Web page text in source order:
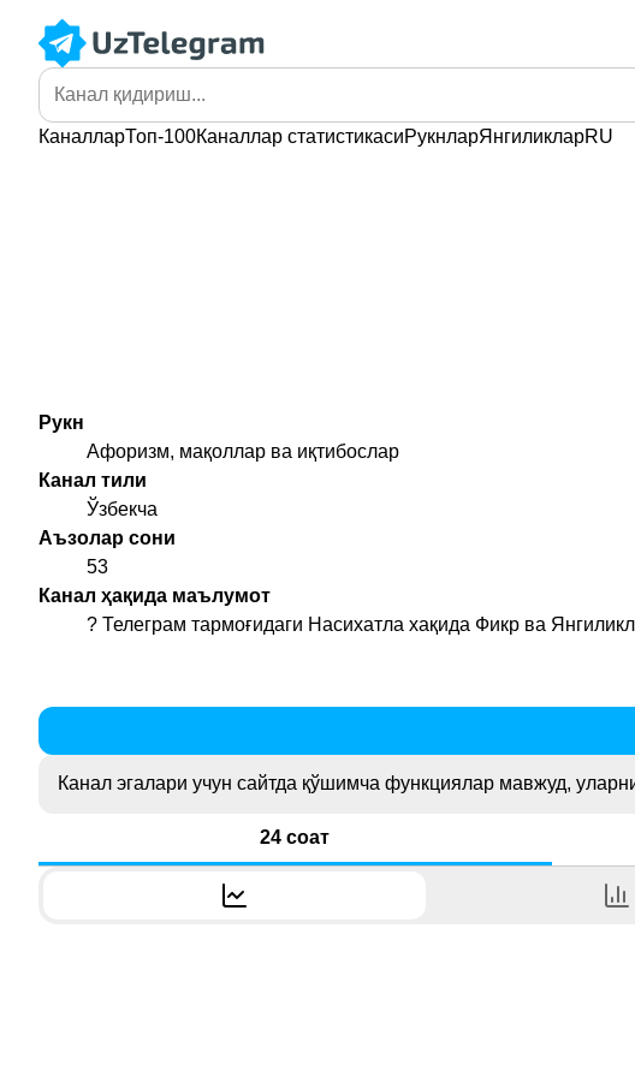
КаналларТоп-100Каналлар статистикасиРукнларЯнгиликларRU
Рукн
Афоризм, мақоллар ва иқтибослар
Канал тили
Ўзбекча
Аъзолар сони
53
Канал ҳақида маълумот
? Телеграм тармоғидаги Насихатла хақида Фикр ва
Канал эгалари учун сайтда қўшимча функциялар мавжуд,
24 соат